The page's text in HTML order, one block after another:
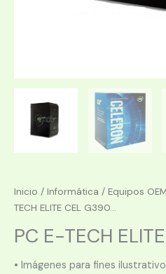
Inicio / Informática / Equipos
TECH ELITE CEL G390...
PC E-TECH
• Imágenes para fines